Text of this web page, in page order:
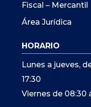
Fiscal – Mercantil
Área Jurídica
HORARIO
Lunes a jueves,
17:30
Viernes de 08:30